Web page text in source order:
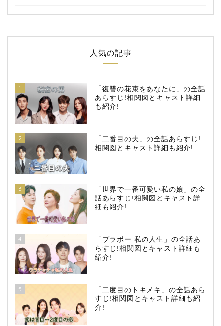
人気の記事
1
「復讐の花束をあなたに」の全話
あらすじ!相関図とキャスト詳細
も紹介!
2
「二番目の夫」の全話あらすじ!
相関図とキャスト詳細も紹介!
3
「世界で一番可愛い私の娘」の全
話あらすじ!相関図とキャスト詳
細も紹介!
4
「ブラボー 私の人生」の全話あ
らすじ!相関図とキャスト詳細も
紹介!
5
「二度目のトキメキ」の全話あら
すじ!相関図とキャスト詳細も紹
介!